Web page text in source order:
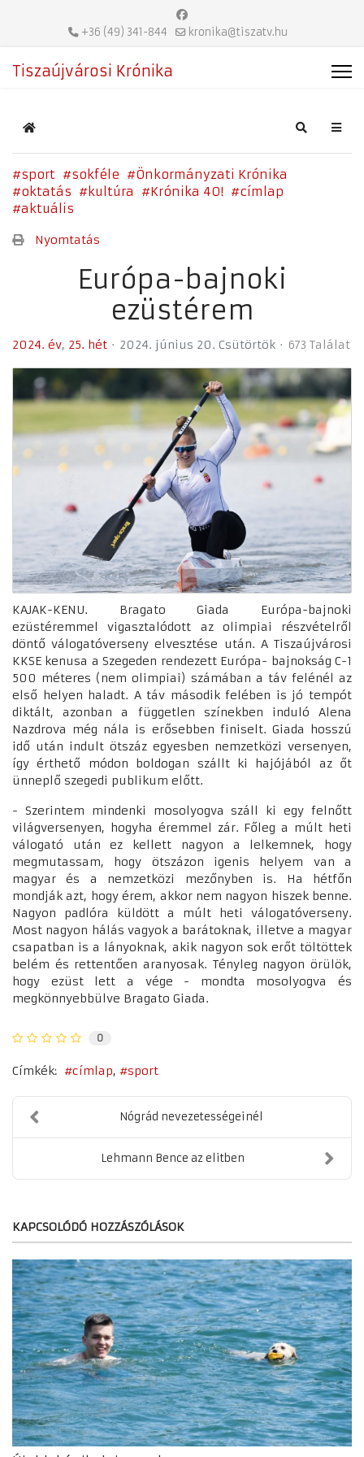
+36 (49) 341-844 kronika@tiszatv.hu
Tiszaújvárosi Krónika
Home Search
sport sokféle
Önkormányzati Krónika
oktatás
kultúra Krónika 40!
címlap
aktuális
Nyomtatás
Európa-bajnoki
ezüstérem
2024. év 25. hét 2024. június 20. Csütörtök 673 Találat
KAJAK-KENU. Bragato Giada Európa-bajnoki
ezüstéremmel vigasztalódott az olimpiai részvételről
döntő válogatóverseny elvesztése után. A Tiszaújvárosi
KKSE kenusa a Szegeden rendezett Európa- bajnokság C-1
500 méteres (nem olimpiai) számában a táv felénél az
első helyen haladt. A táv második felében is jó tempót
diktált, azonban a független színekben induló Alena
Nazdrova még nála is erősebben finiselt. Giada hosszú
idő után indult ötszáz egyesben nemzetközi versenyen,
így érthető módon boldogan szállt ki hajójából az őt
ünneplő szegedi publikum előtt.
- Szerintem mindenki mosolyogva száll ki egy felnőtt
világversenyen, hogyha éremmel zár. Főleg a múlt heti
válogató után ez kellett nagyon a lelkemnek, hogy
megmutassam, hogy ötszázon igenis helyem van a
magyar és a nemzetközi mezőnyben is. Ha hétfőn
mondják azt, hogy érem, akkor nem nagyon hiszek benne.
Nagyon padlóra küldött a múlt heti válogatóverseny.
Most nagyon hálás vagyok a barátoknak, illetve a magyar
csapatban is a lányoknak, akik nagyon sok erőt töltöttek
belém és rettentően aranyosak. Tényleg nagyon örülök,
hogy ezüst lett a vége - mondta mosolyogva és
megkönnyebbülve Bragato Giada.
0
Címkék: címlap sport
Nógrád nevezetességeinél
Lehmann Bence az elitben
KAPCSOLÓDÓ HOZZÁSZÓLÁSOK